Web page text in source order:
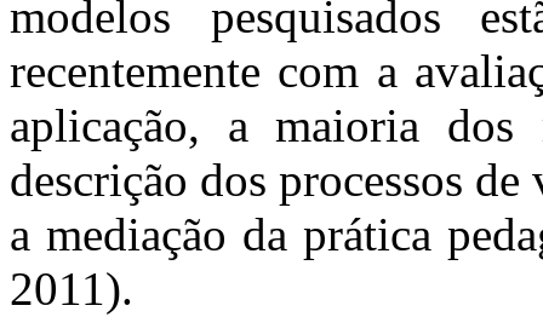
modelos pesquisados
recentemente com a
aplicação, a maioria dos
descrição dos processos
a mediação da prática
2011).